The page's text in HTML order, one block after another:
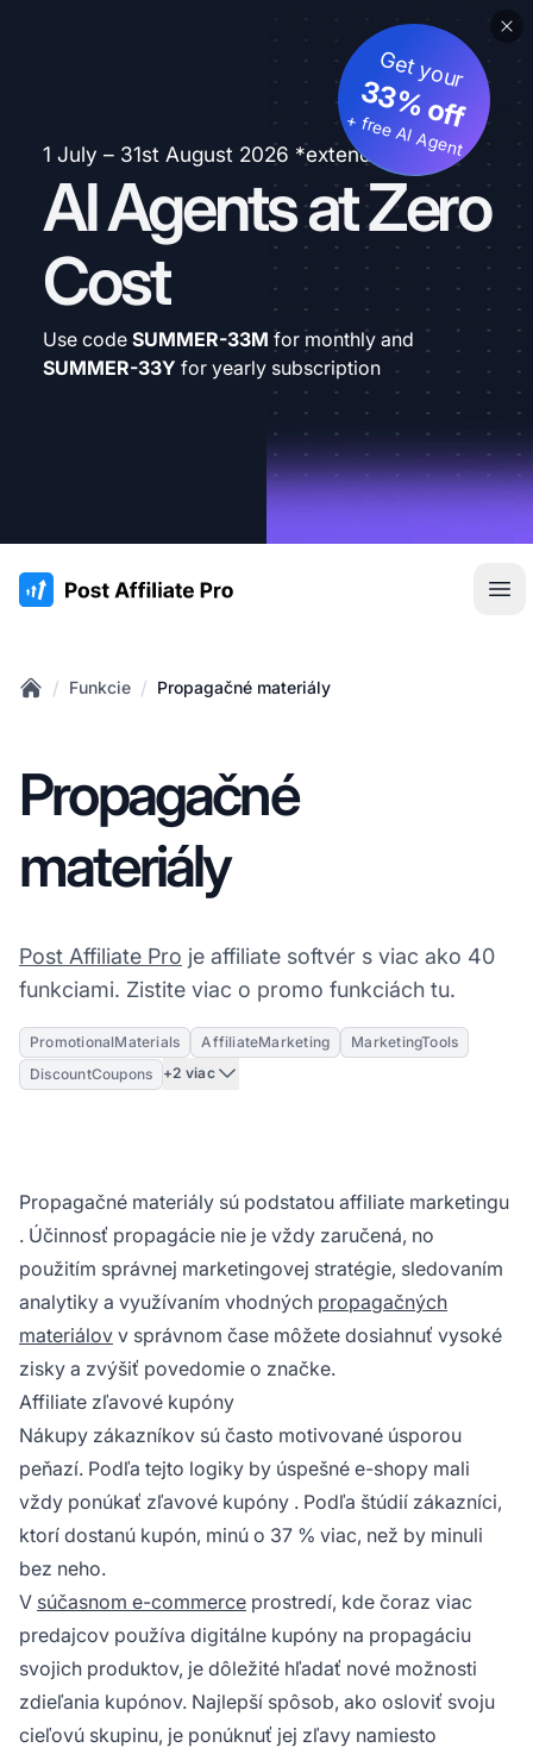
1 July – 31st August 2026 *extended
AI Agents at Zero
Cost
Get your
33% off
+ free AI Agent
Use code SUMMER-33M for monthly and
SUMMER-33Y for yearly subscription
:site.title
/ Funkcie / Propagačné materiály
Propagačné
materiály
Post Affiliate Pro je affiliate softvér s viac ako 40
funkciami. Zistite viac o promo funkciách tu.
PromotionalMaterials AffiliateMarketing
MarketingTools
DiscountCoupons
+2 viac
Propagačné materiály sú podstatou affiliate marketingu
. Účinnosť propagácie nie je vždy zaručená, no
použitím správnej marketingovej stratégie, sledovaním
analytiky a využívaním vhodných propagačných
materiálov v správnom čase môžete dosiahnuť vysoké
zisky a zvýšiť povedomie o značke.
Affiliate zľavové kupóny
Nákupy zákazníkov sú často motivované úsporou
peňazí. Podľa tejto logiky by úspešné e-shopy mali
vždy ponúkať zľavové kupóny . Podľa štúdií zákazníci,
ktorí dostanú kupón, minú o 37 % viac, než by minuli
bez neho.
V súčasnom e-commerce prostredí, kde čoraz viac
predajcov používa digitálne kupóny na propagáciu
svojich produktov, je dôležité hľadať nové možnosti
zdieľania kupónov. Najlepší spôsob, ako osloviť svoju
cieľovú skupinu, je ponúknuť jej zľavy namiesto